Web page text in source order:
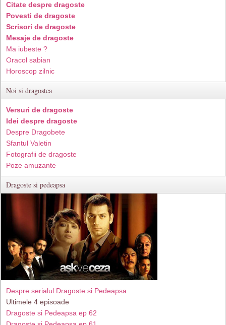
Citate despre dragoste
Povesti de dragoste
Scrisori de dragoste
Mesaje de dragoste
Ma iubeste ?
Oracol sabian
Horoscop zilnic
Noi si dragostea
Versuri de dragoste
Idei despre dragoste
Despre Dragobete
Sfantul Valetin
Fotografii de dragoste
Poze amuzante
Dragoste si pedeapsa
Despre serialul Dragoste si Pedeapsa
Ultimele 4 episoade
Dragoste si Pedeapsa ep 62